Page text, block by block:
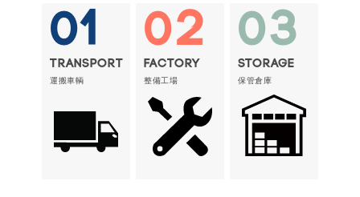
01
TRANSPORT
運搬車輌
02
FACTORY
整備工場
03
STORAGE
保管倉庫